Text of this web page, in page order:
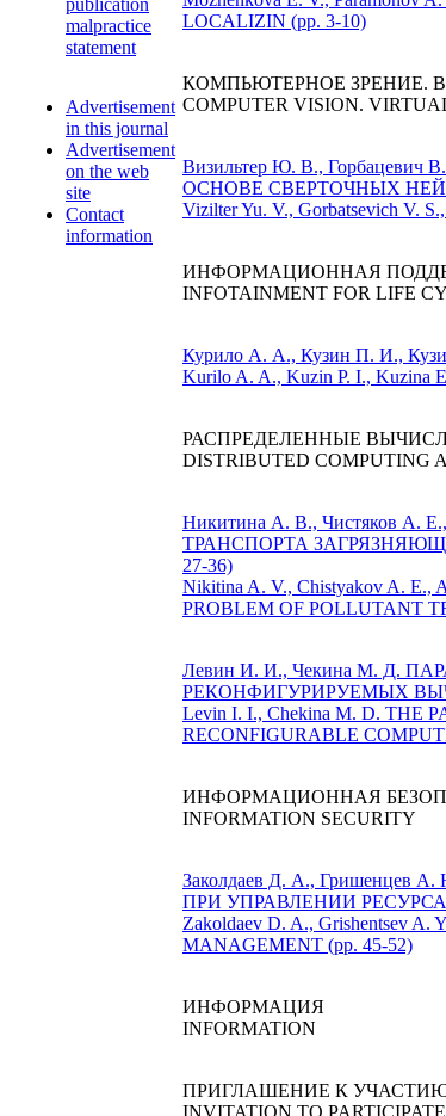
publication
malpractice
statement
Advertisement
in this journal
Advertisement
on the web
site
Contact
information
LOCALIZIN (pp. 3-10)
КОМПЬЮТЕРНОЕ ЗРЕНИЕ.
COMPUTER VISION.
Визильтер Ю. В.,
ОСНОВЕ СВЕРТОЧНЫХ
Vizilter Yu. V., Gorbatsevich V.
ИНФОРМАЦИОННАЯ
INFOTAINMENT FOR LIFE
Курило А. А., Кузин П. И.,
Kurilo A. A., Kuzin P. I., Kuzina
РАСПРЕДЕЛЕННЫЕ
DISTRIBUTED COMPUTING
Никитина А. В., Чистяков
ТРАНСПОРТА
27-36)
Nikitina A. V., Chistyakov A.
PROBLEM OF POLLUTANT
Левин И. И., Чекина М. Д.
РЕКОНФИГУРИРУЕМЫХ
Levin I. I., Chekina M. D. THE
RECONFIGURABLE
ИНФОРМАЦИОННАЯ
INFORMATION SECURITY
Заколдаев Д. А.,
ПРИ УПРАВЛЕНИИ
Zakoldaev D. A., Grishentsev
MANAGEMENT (pp. 45-52)
ИНФОРМАЦИЯ
INFORMATION
ПРИГЛАШЕНИЕ К УЧАСТИЮ
INVITATION TO